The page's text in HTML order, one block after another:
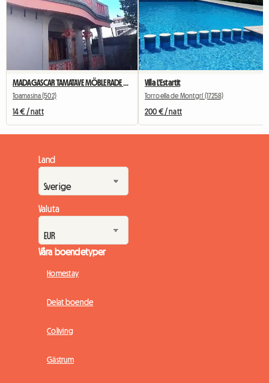
Toamasina (502)
14 € / natt
Villa L'Estartit
Torroella de Montgrí (17258)
200 € / natt
Land
Valuta
Våra boendetyper
Homestay
Delat boende
Coliving
Gästrum